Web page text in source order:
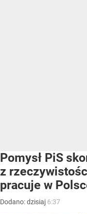
Pomysł PiS
z
pracuje w
Dodano:dzisiaj 6:37